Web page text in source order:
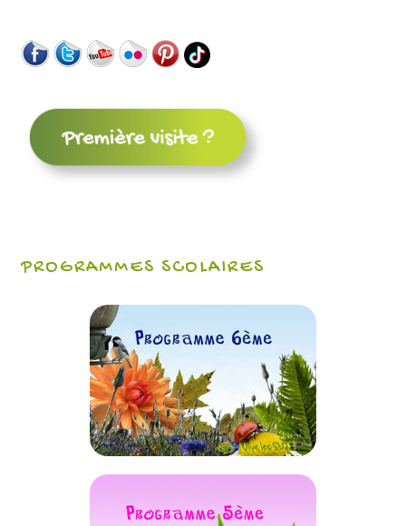
PROGRAMMES SCOLAIRES